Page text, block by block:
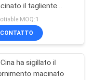
di
51
il tagliente
del dente per la
dell'acqua e
petrolio
MOQ:1
CONTATTO
ha sigillato il
macinato